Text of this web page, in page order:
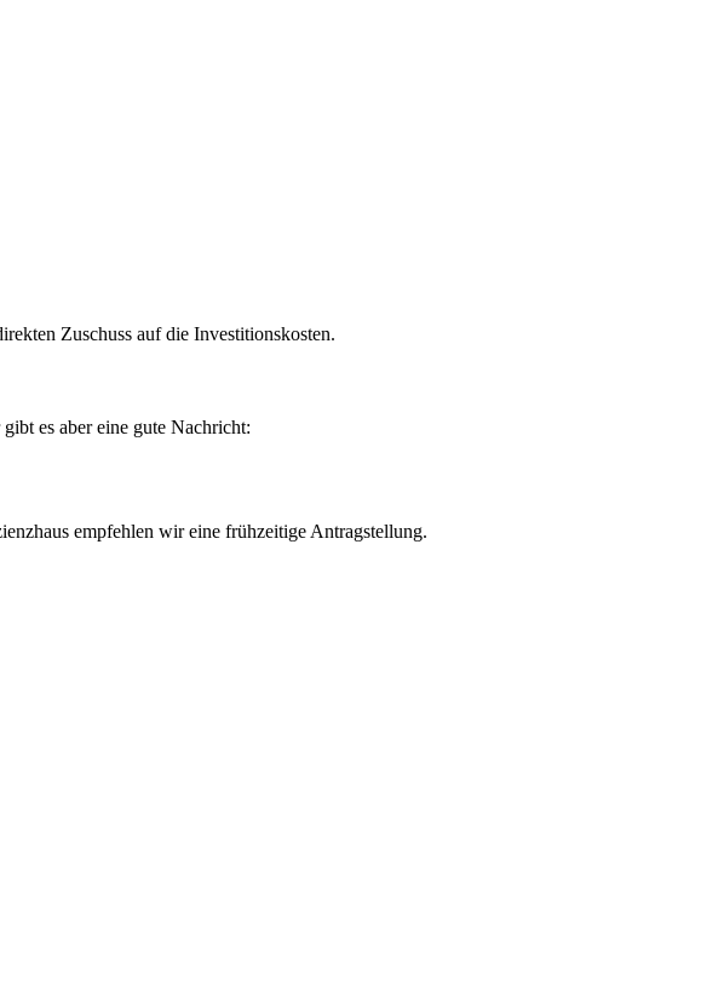
Zuschuss auf die Investitionskosten.
es aber eine gute Nachricht:
empfehlen wir eine frühzeitige Antragstellung.